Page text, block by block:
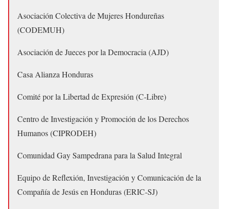
Asociación Colectiva de Mujeres Hondureñas
(CODEMUH)
Asociación de Jueces por la Democracia (AJD)
Casa Alianza Honduras
Comité por la Libertad de Expresión (C-Libre)
Centro de Investigación y Promoción de los Derechos
Humanos (CIPRODEH)
Comunidad Gay Sampedrana para la Salud Integral
Equipo de Reflexión, Investigación y Comunicación de la
Compañía de Jesús en Honduras (ERIC-SJ)